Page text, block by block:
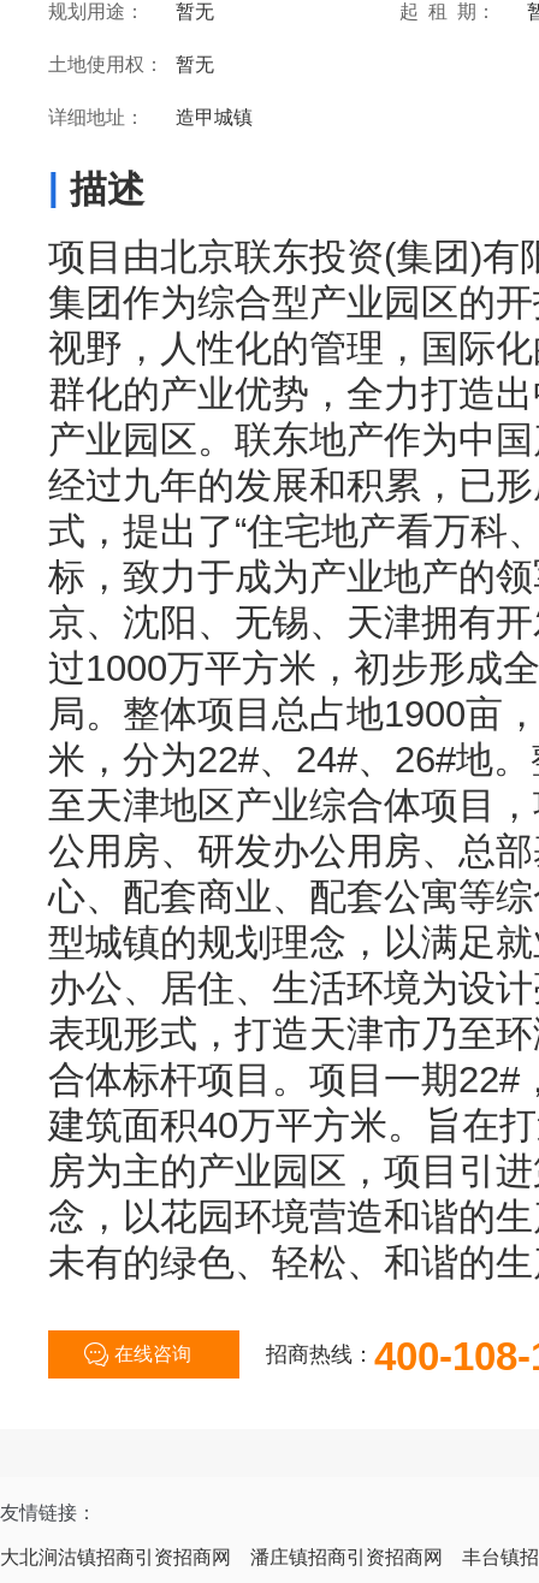
规划用途： 暂无 起 租 期：
土地使用权： 暂无
详细地址： 造甲城镇
描述
项目由北京联东投资(集团)有
集团作为综合型产业园区的
视野，人性化的管理，国际
群化的产业优势，全力打造
产业园区。联东地产作为中
经过九年的发展和积累，已
式，提出了“住宅地产看万科
标，致力于成为产业地产的
京、沈阳、无锡、天津拥有
过1000万平方米，初步形成
局。整体项目总占地1900亩
米，分为22#、24#、26#地
至天津地区产业综合体项目
公用房、研发办公用房、总
心、配套商业、配套公寓等
型城镇的规划理念，以满足
办公、居住、生活环境为设
表现形式，打造天津市乃至
合体标杆项目。项目一期22#
建筑面积40万平方米。旨在
房为主的产业园区，项目引
念，以花园环境营造和谐的
未有的绿色、轻松、和谐的
在线咨询 招商热线： 400-
友情链接：
大北涧沽镇招商引资招商网 潘庄镇招商引资招商网 丰台镇